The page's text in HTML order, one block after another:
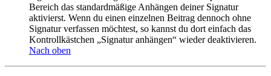
Bereich das standardmäßige Anhängen deiner Signatur
aktivierst. Wenn du einen einzelnen Beitrag dennoch ohne
Signatur verfassen möchtest, so kannst du dort einfach das
Kontrollkästchen „Signatur anhängen“ wieder deaktivieren.
Nach oben